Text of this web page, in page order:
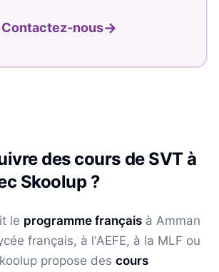
Contactez-nous→
des cours de SVTà
Skoolup ?
le programme français à Amman
français, à l'AEFE, à la MLF ou
propose des cours